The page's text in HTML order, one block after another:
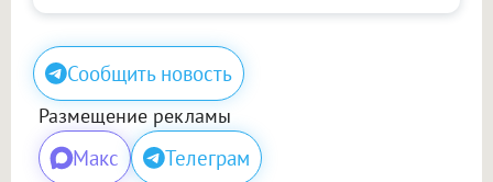
Сообщить новость
Размещение рекламы
Макс Телеграм